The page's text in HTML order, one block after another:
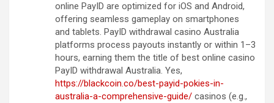
online PayID are optimized for iOS and Android,
offering seamless gameplay on smartphones
and tablets. PayID withdrawal casino Australia
platforms process payouts instantly or within 1–3
hours, earning them the title of best online casino
PayID withdrawal Australia. Yes,
https://blackcoin.co/best-payid-pokies-in-
australia-a-comprehensive-guide/ casinos (e.g.,